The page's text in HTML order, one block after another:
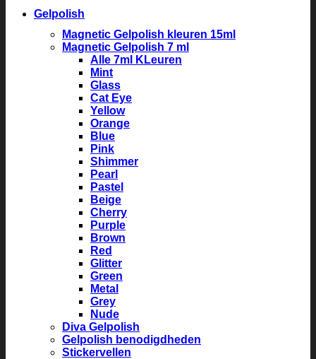
Gelpolish
Magnetic Gelpolish kleuren 15ml
Magnetic Gelpolish 7 ml
Alle 7ml KLeuren
Mint
Glass
Cat Eye
Yellow
Orange
Blue
Pink
Shimmer
Pearl
Pastel
Beige
Cherry
Purple
Brown
Red
Glitter
Green
Metal
Grey
Nude
Diva Gelpolish
Gelpolish benodigdheden
Stickervellen